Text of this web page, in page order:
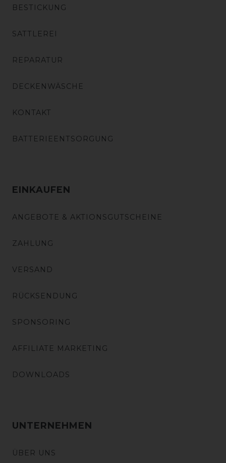
BESTICKUNG
SATTLEREI
REPARATUR
DECKENWÄSCHE
KONTAKT
BATTERIEENTSORGUNG
EINKAUFEN
ANGEBOTE & AKTIONSGUTSCHEINE
ZAHLUNG
VERSAND
RÜCKSENDUNG
SPONSORING
AFFILIATE MARKETING
DOWNLOADS
UNTERNEHMEN
ÜBER UNS